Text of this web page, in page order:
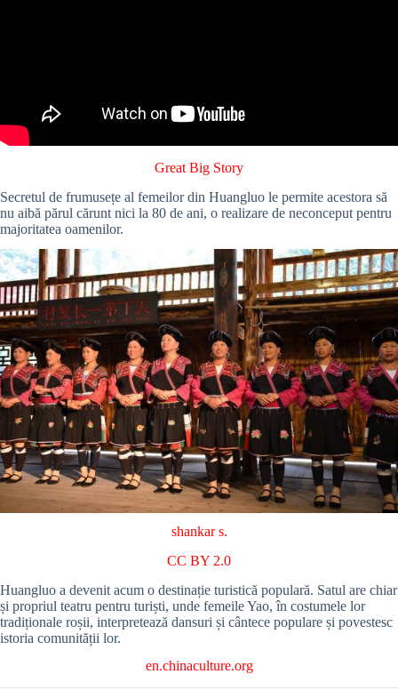
Great Big Story
Secretul de frumusețe al femeilor din Huangluo le permite acestora să
nu aibă părul cărunt nici la 80 de ani, o realizare de neconceput pentru
majoritatea oamenilor.
shankar s.
CC BY 2.0
Huangluo a devenit acum o destinație turistică populară. Satul are chiar
și propriul teatru pentru turiști, unde femeile Yao, în costumele lor
tradiționale roșii, interpretează dansuri și cântece populare și povestesc
istoria comunității lor.
en.chinaculture.org